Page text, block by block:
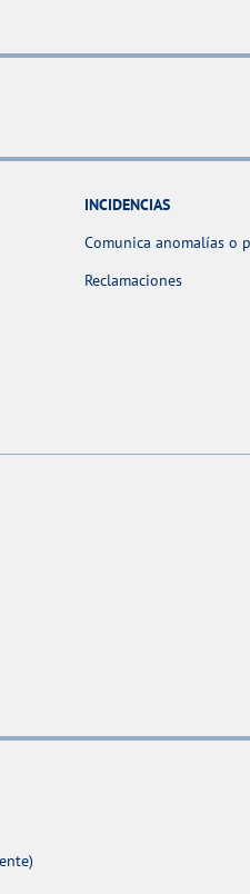
INCIDENCIAS
Comunica anomalías o
Reclamaciones